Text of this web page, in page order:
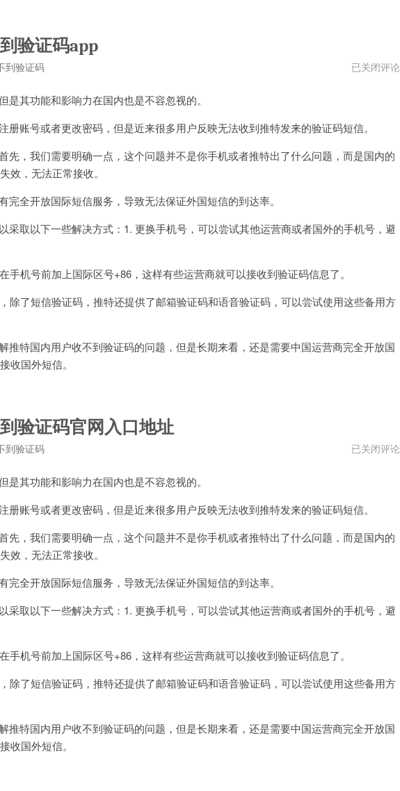
验证码app
到验证码
推
特
机
号
不
到
已关闭评论
其功能和影响力在国内也是不容忽视的。
账号或者更改密码，但是近来很多用户反映无法收到推特发来的验证码短信。
，我们需要明确一点，这个问题并不是你手机或者推特出了什么问题，而是国内的
效，无法正常接收。
全开放国际短信服务，导致无法保证外国短信的到达率。
取以下一些解决方式：1. 更换手机号，可以尝试其他运营商或者国外的手机号，避
机号前加上国际区号+86，这样有些运营商就可以接收到验证码信息了。
了短信验证码，推特还提供了邮箱验证码和语音验证码，可以尝试使用这些备用方
特国内用户收不到验证码的问题，但是长期来看，还是需要中国运营商完全开放国
收国外短信。
验证码官网入口地址
到验证码
推
特
机
号
不
到
网
入
已关闭评论
其功能和影响力在国内也是不容忽视的。
账号或者更改密码，但是近来很多用户反映无法收到推特发来的验证码短信。
，我们需要明确一点，这个问题并不是你手机或者推特出了什么问题，而是国内的
效，无法正常接收。
全开放国际短信服务，导致无法保证外国短信的到达率。
取以下一些解决方式：1. 更换手机号，可以尝试其他运营商或者国外的手机号，避
机号前加上国际区号+86，这样有些运营商就可以接收到验证码信息了。
了短信验证码，推特还提供了邮箱验证码和语音验证码，可以尝试使用这些备用方
特国内用户收不到验证码的问题，但是长期来看，还是需要中国运营商完全开放国
收国外短信。